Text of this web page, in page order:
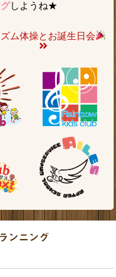
しようね★
ズム体操とお誕生日会